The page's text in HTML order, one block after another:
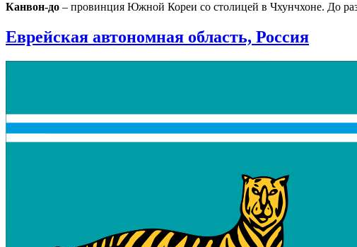
Канвон-до – провинция Южной Кореи со столицей в Чхунчхоне. До
Еврейская автономная область, Россия